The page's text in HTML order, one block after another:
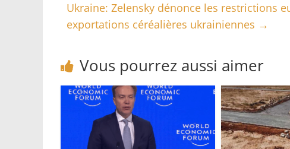
Ukraine: Zelensky dénonce les restrictions
exportations céréalières ukrainiennes →
Vous pourrez aussi aimer